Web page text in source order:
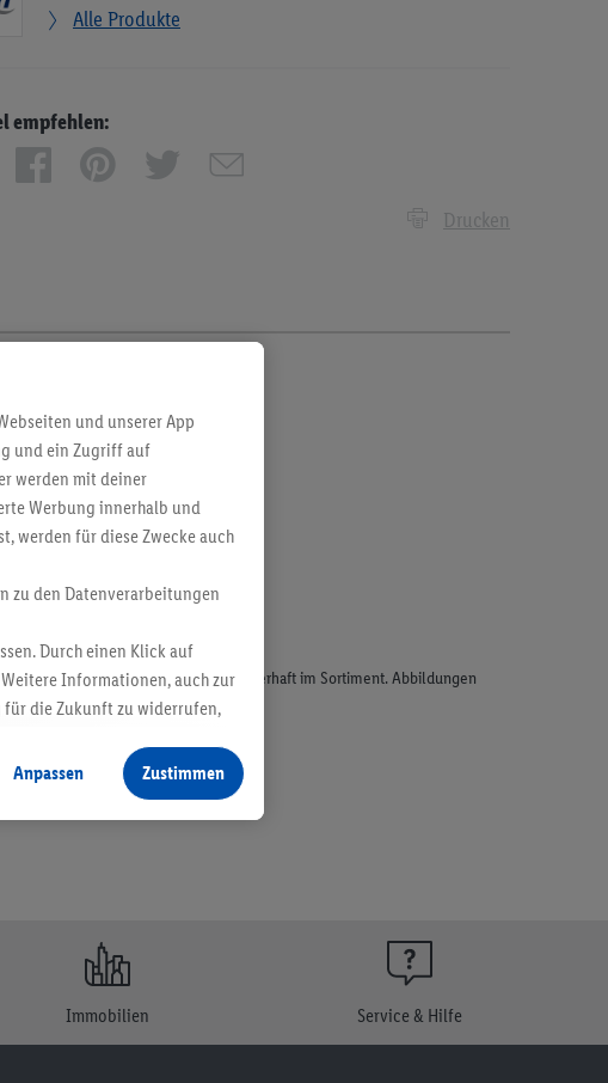
Alle Produkte
empfehlen:
Drucken
Produkte, sind nicht alle dauerhaft im Sortiment. Abbildungen
Immobilien Service & Hilfe
und unserer App
und ein Zugriff auf
werden mit deiner
Werbung innerhalb und
werden für diese Zwecke auch
zu den Datenverarbeitungen
Durch einen Klick auf
Informationen, auch zur
für die Zukunft zu widerrufen,
Anpassen Zustimmen